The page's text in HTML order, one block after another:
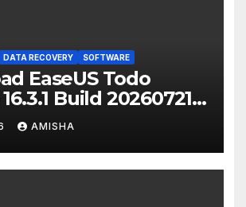
DATA RECOVERY SOFTWARE
EaseUS Todo
Build 20260721
Terbaru Version
AMISHA